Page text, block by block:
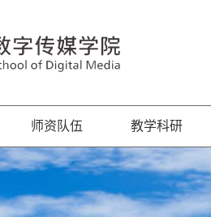
师资队伍 教学科研